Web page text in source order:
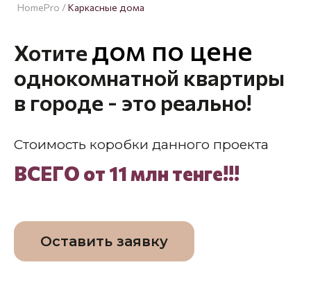
HomePro /Каркасные дома
Хотитедом по цене
однокомнатной квартиры
в городе - это реально!
Стоимость коробки данного проекта
ВСЕГО от 11 млн тенге!!!
Оставить заявку